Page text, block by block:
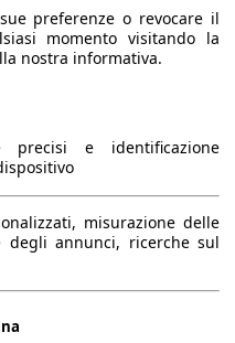
ccm
mm
mm
kg
preferenze o revocare il
momento visitando la
nostra informativa.
precisi e identificazione
misurazione delle
degli annunci, ricerche sul